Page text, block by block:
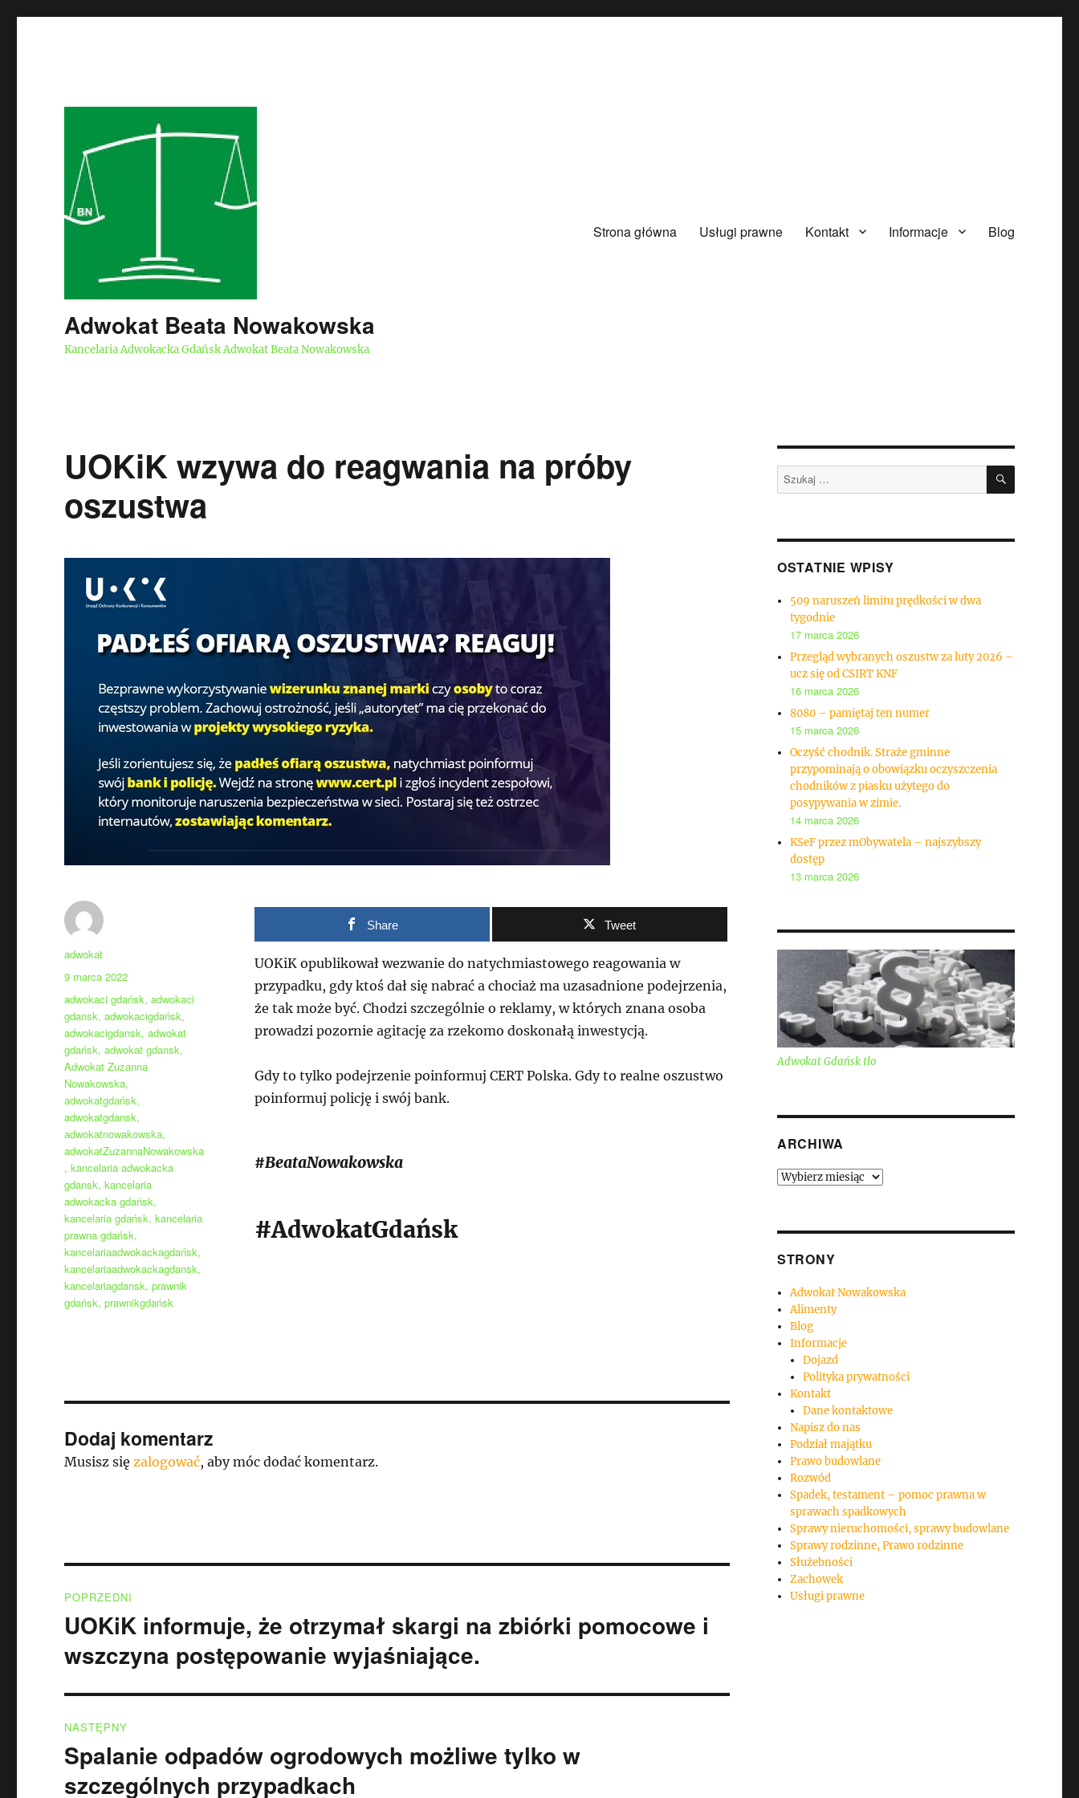
Adwokat Beata Nowakowska
Kancelaria Adwokacka Gdańsk Adwokat Beata Nowakowska
Strona główna Usługi prawne Kontakt Informacje Blog
UOKiK wzywa do reagwania na próby
oszustwa
Share Tweet
UOKiK opublikował wezwanie do natychmiastowego reagowania w
przypadku, gdy ktoś dał się nabrać a chociaż ma uzasadnione podejrzenia,
że tak może być. Chodzi szczególnie o reklamy, w których znana osoba
prowadzi pozornie agitację za rzekomo doskonałą inwestycją.
Gdy to tylko podejrzenie poinformuj CERT Polska. Gdy to realne oszustwo
poinformuj policję i swój bank.
#BeataNowakowska
#AdwokatGdańsk
Autor
adwokat
Data
publikacji
9 marca 2022
Tagi
adwokaci gdańsk,adwokaci
gdansk,adwokacigdańsk,
adwokacigdansk,adwokat
gdańsk,adwokat gdansk,
Adwokat Zuzanna
Nowakowska,
adwokatgdańsk,
adwokatgdansk,
adwokatnowakowska,
adwokatZuzannaNowakowska
,kancelaria adwokacka
gdansk,kancelaria
adwokacka gdańsk,
kancelaria gdańsk,kancelaria
prawna gdańsk,
kancelariaadwokackagdańsk,
kancelariaadwokackagdansk,
kancelariagdansk,prawnik
gdańsk,prawnikgdańsk
Dodaj komentarz
Musisz sięzalogować, aby móc dodać komentarz.
wpisu
POPRZEDNI
Poprzedni
UOKiK informuje, że otrzymał skargi na zbiórki pomocowe i
wszczyna postępowanie wyjaśniające.
NASTĘPNY
Następny
wpis:
Spalanie odpadów ogrodowych możliwe tylko w
szczególnych przypadkach
Szukaj: SZUKAJ
OSTATNIE WPISY
509 naruszeń limitu prędkości w dwa
tygodnie
17 marca 2026
Przegląd wybranych oszustw za luty 2026 –
ucz się od CSIRT KNF
16 marca 2026
8080 – pamiętaj ten numer
15 marca 2026
Oczyść chodnik. Straże gminne
przypominają o obowiązku oczyszczenia
chodników z piasku użytego do
posypywania w zimie.
14 marca 2026
KSeF przez mObywatela – najszybszy
dostęp
13 marca 2026
Adwokat Gdańsk tło
ARCHIWA
Archiwa
STRONY
Adwokat Nowakowska
Alimenty
Blog
Informacje
Dojazd
Polityka prywatności
Kontakt
Dane kontaktowe
Napisz do nas
Podział majątku
Prawo budowlane
Rozwód
Spadek, testament – pomoc prawna w
sprawach spadkowych
Sprawy nieruchomości, sprawy budowlane
Sprawy rodzinne, Prawo rodzinne
Służebności
Zachowek
Usługi prawne